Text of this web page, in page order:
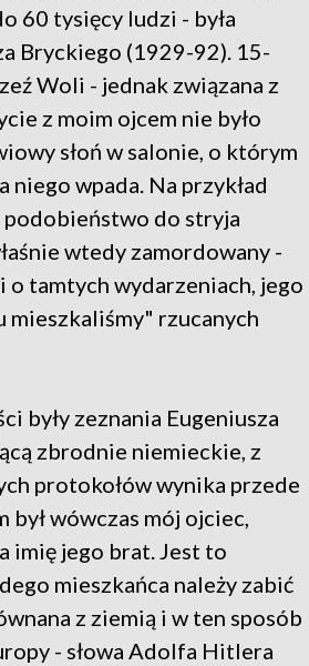
60 tysięcy ludzi - była
Bryckiego (1929-92). 15-
Woli - jednak związana z
z moim ojcem nie było
słoń w salonie, o którym
niego wpada. Na przykład
podobieństwo do stryja
wtedy zamordowany -
o tamtych wydarzeniach, jego
mieszkaliśmy" rzucanych
były zeznania Eugeniusza
zbrodnie niemieckie, z
protokołów wynika przede
wówczas mój ojciec,
imię jego brat. Jest to
mieszkańca należy zabić
z ziemią i w ten sposób
- słowa Adolfa Hitlera